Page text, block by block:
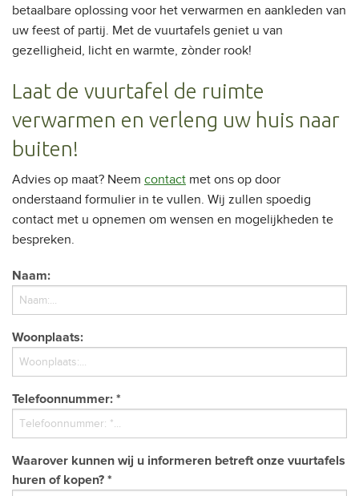
betaalbare oplossing voor het verwarmen en aankleden van
uw feest of partij. Met de vuurtafels geniet u van
gezelligheid, licht en warmte, zònder rook!
Laat de vuurtafel de ruimte
verwarmen en verleng uw huis naar
buiten!
Advies op maat? Neem contact met ons op door
onderstaand formulier in te vullen. Wij zullen spoedig
contact met u opnemen om wensen en mogelijkheden te
bespreken.
Naam:
Woonplaats:
Telefoonnummer: *
Waarover kunnen wij u informeren betreft onze vuurtafels
huren of kopen? *